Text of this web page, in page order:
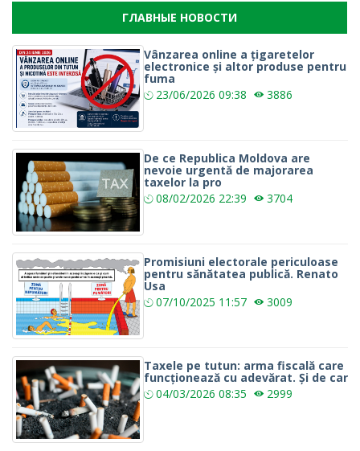
ГЛАВНЫЕ НОВОСТИ
Vânzarea online a țigaretelor
electronice și altor produse pentru
fuma
23/06/2026 09:38 3886
De ce Republica Moldova are
nevoie urgentă de majorarea
taxelor la pro
08/02/2026 22:39 3704
Promisiuni electorale periculoase
pentru sănătatea publică. Renato
Usa
07/10/2025 11:57 3009
Taxele pe tutun: arma fiscală care
funcționează cu adevărat. Și de car
04/03/2026 08:35 2999